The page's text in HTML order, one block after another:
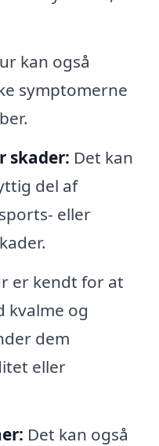
kan også
symptomerne
skader: Det kan
del af
eller
er kendt for at
og
dem
eller
Det kan også